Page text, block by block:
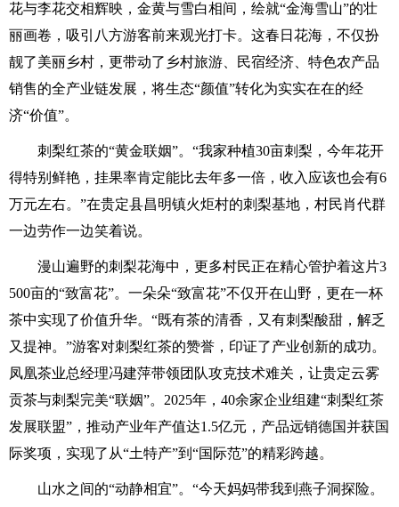
花与李花交相辉映，金黄与雪白相间，绘就“金海雪山”的壮
丽画卷，吸引八方游客前来观光打卡。这春日花海，不仅扮
靓了美丽乡村，更带动了乡村旅游、民宿经济、特色农产品
销售的全产业链发展，将生态“颜值”转化为实实在在的经
济“价值”。
刺梨红茶的“黄金联姻”。“我家种植30亩刺梨，今年花开
得特别鲜艳，挂果率肯定能比去年多一倍，收入应该也会有6
万元左右。”在贵定县昌明镇火炬村的刺梨基地，村民肖代群
一边劳作一边笑着说。
漫山遍野的刺梨花海中，更多村民正在精心管护着这片3
500亩的“致富花”。一朵朵“致富花”不仅开在山野，更在一杯
茶中实现了价值升华。“既有茶的清香，又有刺梨酸甜，解乏
又提神。”游客对刺梨红茶的赞誉，印证了产业创新的成功。
凤凰茶业总经理冯建萍带领团队攻克技术难关，让贵定云雾
贡茶与刺梨完美“联姻”。2025年，40余家企业组建“刺梨红茶
发展联盟”，推动产业年产值达1.5亿元，产品远销德国并获国
际奖项，实现了从“土特产”到“国际范”的精彩跨越。
山水之间的“动静相宜”。“今天妈妈带我到燕子洞探险。